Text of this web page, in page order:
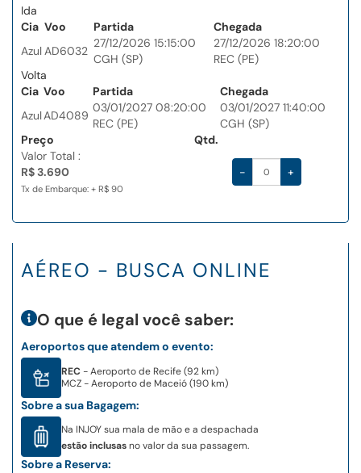
Ida
Cia Voo Partida
Chegada
Azul AD6032
27/12/2026 15:15:00
CGH (SP)
27/12/2026 18:20:00
REC (PE)
Volta
Cia Voo Partida
Chegada
AzulAD4089
03/01/2027 08:20:00
REC (PE)
03/01/2027 11:40:00
CGH (SP)
Preço
Qtd.
Valor Total :
R$ 3.690
Tx de Embarque: + R$ 90
- +
AÉREO - BUSCA ONLINE
O que é legal você saber:
Aeroportos que atendem o evento:
REC - Aeroporto de Recife (92 km)
MCZ - Aeroporto de Maceió (190 km)
Sobre a sua Bagagem:
Na INJOY sua mala de mão e a despachada
estão inclusasno valor da sua passagem.
Sobre a Reserva: